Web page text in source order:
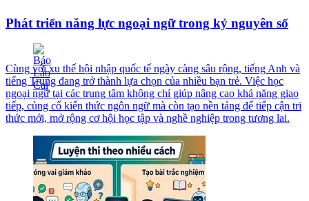
Phát triển năng lực ngoại ngữ trong kỷ nguyên số
Cùng với xu thế hội nhập quốc tế ngày càng sâu rộng, tiếng Anh và
tiếng Trung đang trở thành lựa chọn của nhiều bạn trẻ. Việc học
ngoại ngữ tại các trung tâm không chỉ giúp nâng cao khả năng giao
tiếp, củng cố kiến thức ngôn ngữ mà còn tạo nền tảng để tiếp cận tri
thức mới, mở rộng cơ hội học tập và nghề nghiệp trong tương lai.